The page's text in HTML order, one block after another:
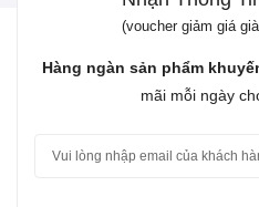
(voucher giảm giá
Hàng ngàn sản phẩm
mãi mỗi ngày